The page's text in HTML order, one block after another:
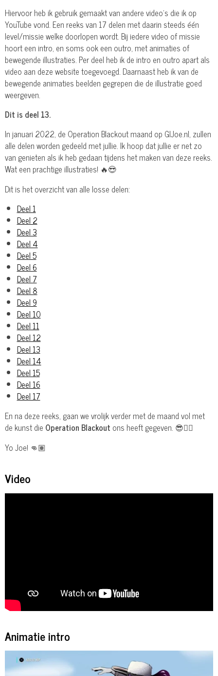
Hiervoor heb ik gebruik gemaakt van andere video's die ik op
YouTube vond. Een reeks van 17 delen met daarin steeds één
level/missie welke doorlopen wordt. Bij iedere video of missie
hoort een intro, en soms ook een outro, met animaties of
bewegende illustraties. Per deel heb ik de intro en outro apart als
video aan deze website toegevoegd. Daarnaast heb ik van de
bewegende animaties beelden gegrepen die de illustratie goed
weergeven.
Dit is deel 13.
In januari 2022, de Operation Blackout maand op GIJoe.nl, zullen
alle delen worden gedeeld met jullie. Ik hoop dat jullie er net zo
van genieten als ik heb gedaan tijdens het maken van deze reeks.
Wat een prachtige illustraties! 🔥😎
Dit is het overzicht van alle losse delen:
Deel 1
Deel 2
Deel 3
Deel 4
Deel 5
Deel 6
Deel 7
Deel 8
Deel 9
Deel 10
Deel 11
Deel 12
Deel 13
Deel 14
Deel 15
Deel 16
Deel 17
En na deze reeks, gaan we vrolijk verder met de maand vol met
de kunst die Operation Blackout ons heeft gegeven. 😎👌🏽
Yo Joe! 👊🏽
Video
Animatie intro